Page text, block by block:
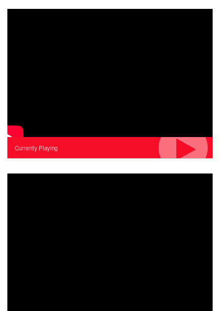
Currently Playing